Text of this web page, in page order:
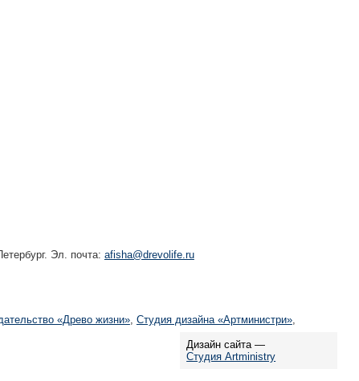
Эл. почта: afisha@drevolife.ru
«Древо жизни», Студия дизайна «Артминистри»,
Дизайн сайта —
Студия Artministry